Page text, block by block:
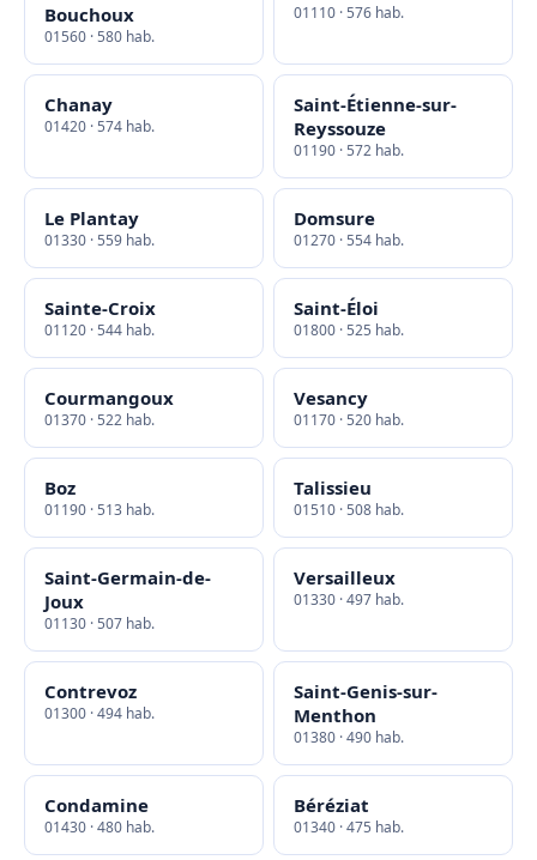
Bouchoux
01560 · 580 hab.
01110 · 576 hab.
Chanay
01420 · 574 hab.
Saint-Étienne-sur-
Reyssouze
01190 · 572 hab.
Le Plantay
01330 · 559 hab.
Domsure
01270 · 554 hab.
Sainte-Croix
01120 · 544 hab.
Saint-Éloi
01800 · 525 hab.
Courmangoux
01370 · 522 hab.
Vesancy
01170 · 520 hab.
Boz
01190 · 513 hab.
Talissieu
01510 · 508 hab.
Saint-Germain-de-
Joux
01130 · 507 hab.
Versailleux
01330 · 497 hab.
Contrevoz
01300 · 494 hab.
Saint-Genis-sur-
Menthon
01380 · 490 hab.
Condamine
01430 · 480 hab.
Béréziat
01340 · 475 hab.